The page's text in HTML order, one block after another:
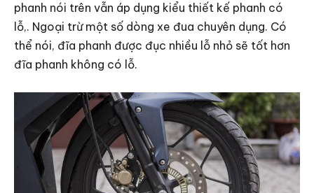
phanh nói trên vẫn áp dụng kiểu thiết kế phanh có
lỗ,. Ngoại trừ một số dòng xe đua chuyên dụng. Có
thể nói, đĩa phanh được đục nhiều lỗ nhỏ sẽ tốt hơn
đĩa phanh không có lỗ.